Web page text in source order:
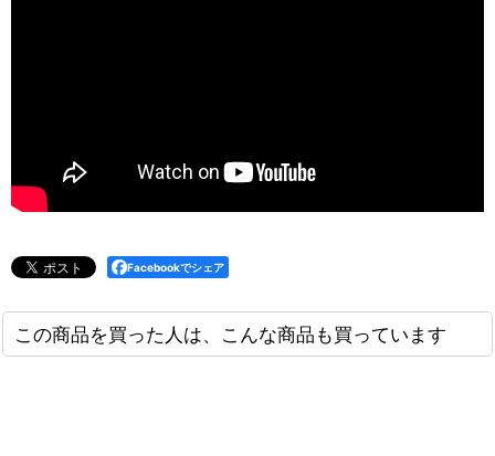
Facebookでシェア
この商品を買った人は、こんな商品も買っています